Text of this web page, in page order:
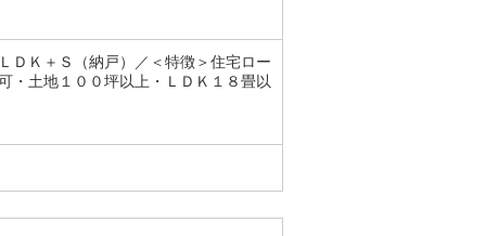
Ｋ＋Ｓ（納戸）／＜特徴＞住宅ロー
・土地１００坪以上・ＬＤＫ１８畳以